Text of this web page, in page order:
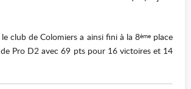
le club de Colomiers a ainsi fini à la 8èmeplace
Pro D2 avec 69 pts pour 16 victoires et 14